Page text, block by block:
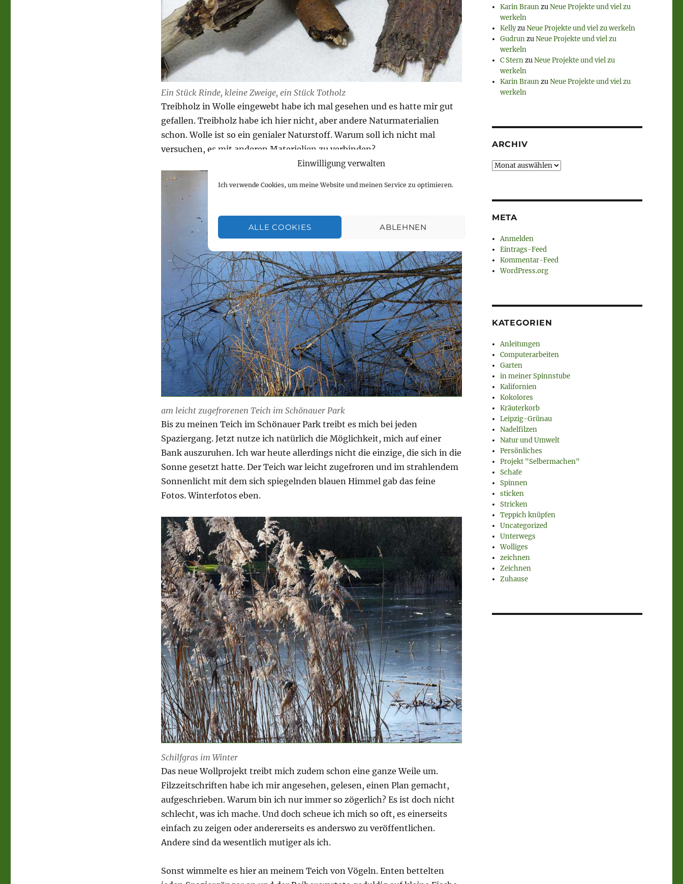
Einwilligung verwalten
Ich verwende Cookies, um meine Website und meinen Service zu optimieren.
ALLE COOKIES ABLEHNEN
Ein Stück Rinde, kleine Zweige, ein Stück Totholz
Treibholz in Wolle eingewebt habe ich mal gesehen und es hatte mir gut
gefallen. Treibholz habe ich hier nicht, aber andere Naturmaterialien
schon. Wolle ist so ein genialer Naturstoff. Warum soll ich nicht mal
versuchen, es mit anderen Materielien zu verbinden?
am leicht zugefrorenen Teich im Schönauer Park
Bis zu meinen Teich im Schönauer Park treibt es mich bei jeden
Spaziergang. Jetzt nutze ich natürlich die Möglichkeit, mich auf einer
Bank auszuruhen. Ich war heute allerdings nicht die einzige, die sich in die
Sonne gesetzt hatte. Der Teich war leicht zugefroren und im strahlendem
Sonnenlicht mit dem sich spiegelnden blauen Himmel gab das feine
Fotos. Winterfotos eben.
Schilfgras im Winter
Das neue Wollprojekt treibt mich zudem schon eine ganze Weile um.
Filzzeitschriften habe ich mir angesehen, gelesen, einen Plan gemacht,
aufgeschrieben. Warum bin ich nur immer so zögerlich? Es ist doch nicht
schlecht, was ich mache. Und doch scheue ich mich so oft, es einerseits
einfach zu zeigen oder andererseits es anderswo zu veröffentlichen.
Andere sind da wesentlich mutiger als ich.
Sonst wimmelte es hier an meinem Teich von Vögeln. Enten bettelten
Karin BraunzuNeue Projekte und viel zu
werkeln
KellyzuNeue Projekte und viel zu werkeln
GudrunzuNeue Projekte und viel zu
werkeln
C SternzuNeue Projekte und viel zu
werkeln
Karin BraunzuNeue Projekte und viel zu
werkeln
ARCHIV
Archiv
META
Anmelden
Eintrags-Feed
Kommentar-Feed
WordPress.org
KATEGORIEN
Anleitungen
Computerarbeiten
Garten
in meiner Spinnstube
Kalifornien
Kokolores
Kräuterkorb
Leipzig-Grünau
Nadelfilzen
Natur und Umwelt
Persönliches
Projekt "Selbermachen"
Schafe
Spinnen
sticken
Stricken
Teppich knüpfen
Uncategorized
Unterwegs
Wolliges
zeichnen
Zeichnen
Zuhause